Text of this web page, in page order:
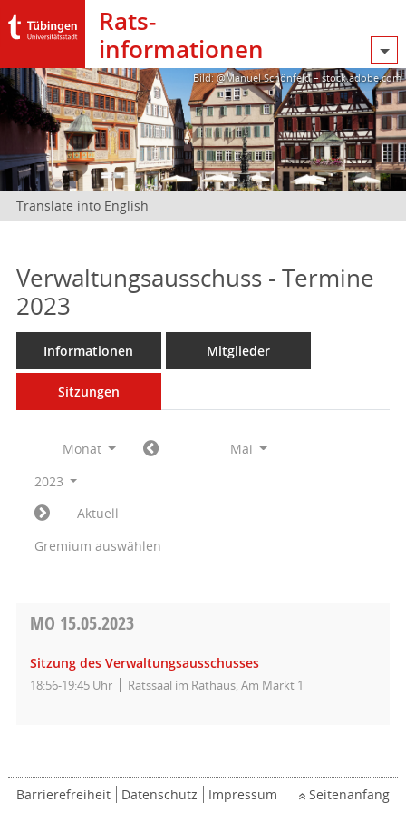
Rats­
informationen
Bild: @Manuel Schönfeld – stock.adobe.com
Translate into English
Verwaltungsausschuss - Termine
2023
Informationen Mitglieder
Sitzungen
Monat
Mai
2023
Aktuell
Gremium auswählen
MO 15.05.2023
Sitzung des Verwaltungsausschusses
18:56-19:45 Uhr Ratssaal im Rathaus, Am Markt 1
Barrierefreiheit Datenschutz Impressum Seitenanfang